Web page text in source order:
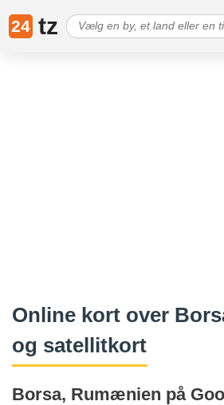
24 tz
Online kort over
og satellitkort
Borsa, Rumænien på